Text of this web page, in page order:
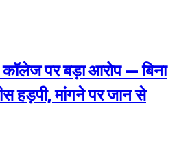
कॉलेज पर बड़ा आरोप — बिना
हड़पी, मांगने पर जान से